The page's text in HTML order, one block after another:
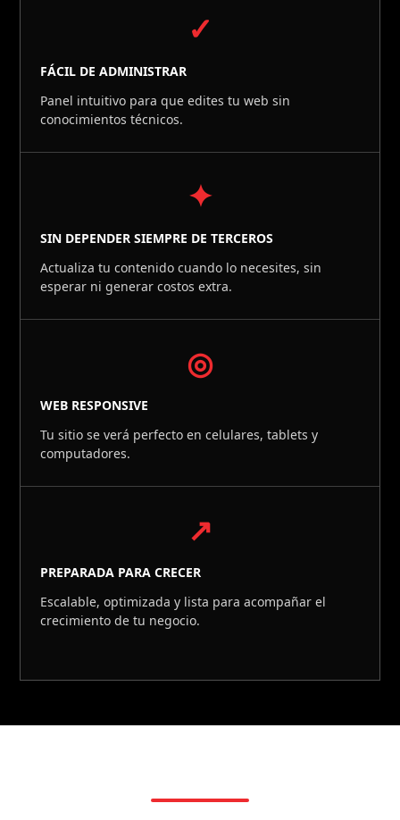
✓
FÁCIL DE ADMINISTRAR
Panel intuitivo para que edites tu web sin
conocimientos técnicos.
✦
SIN DEPENDER SIEMPRE DE TERCEROS
Actualiza tu contenido cuando lo necesites, sin
esperar ni generar costos extra.
◎
WEB RESPONSIVE
Tu sitio se verá perfecto en celulares, tablets y
computadores.
↗
PREPARADA PARA CRECER
Escalable, optimizada y lista para acompañar el
crecimiento de tu negocio.